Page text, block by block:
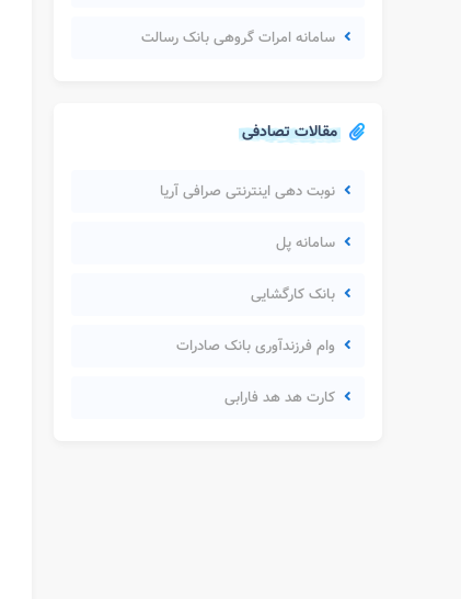
سامانه امرات گروهی بانک رسالت
مقالات تصادفی
نوبت دهی اینترنتی صرافی آریا
سامانه پل
بانک کارگشایی
وام فرزندآوری بانک صادرات
کارت هد هد فارابی